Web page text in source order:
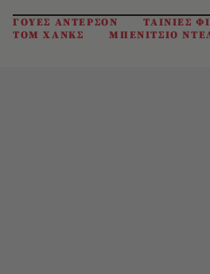
ΓΟΥΕΣ ΑΝΤΕΡΣΟΝ
ΤΑΙΝΙΕΣ
ΤΟΜ ΧΑΝΚΣ
ΜΠΕΝΙΤΣΙΟ